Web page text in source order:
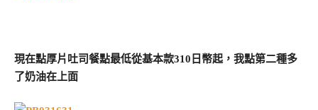
現在點厚片吐司餐點最低從基本款310日幣起，我點第二種多
了奶油在上面